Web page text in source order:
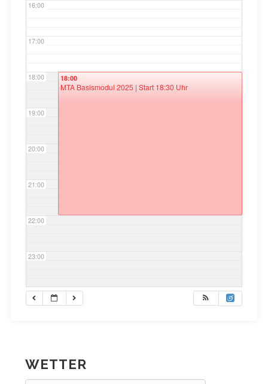
16:00
17:00
18:00
19:00
20:00
21:00
22:00
23:00
18:00
MTA Basismodul 2025 | Start 18:30 Uhr
WETTER